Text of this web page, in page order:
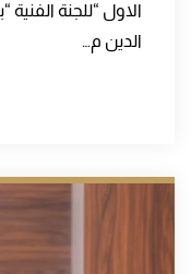
الاول “للجنة
الدين م…